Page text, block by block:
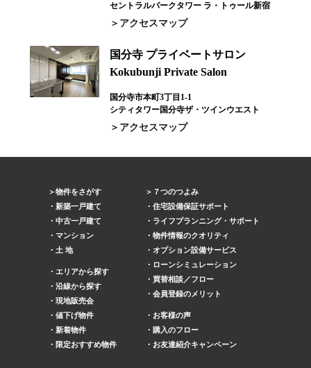
セントラルパークタワー ラ・トゥール新宿
アクセスマップ
国分寺 プライベートサロン
Kokubunji Private Salon
国分寺市本町3丁目1-1
シティタワー国分寺ザ・ツインウエスト
アクセスマップ
物件をさがす
新築一戸建て
中古一戸建て
マンション
土 地
エリアから探す
沿線から探す
現地販売会
値下げ物件
新着物件
限定おすすめ物件
７つのつよみ
住宅設備保証サポート
ライフプランニング・サポート
物件情報のクオリティ
オプション設備サービス
ローンシミュレーション
買替相談／フロー
会員登録のメリット
お客様の声
購入のフロー
お友達紹介キャンペーン